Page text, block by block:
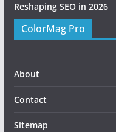
Reshaping SEO in 2026
ColorMag Pro
About
Contact
Sitemap